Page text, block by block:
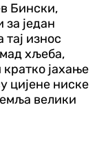
Бински,
за један
износ
хљеба,
јахање
цијене ниске
велики